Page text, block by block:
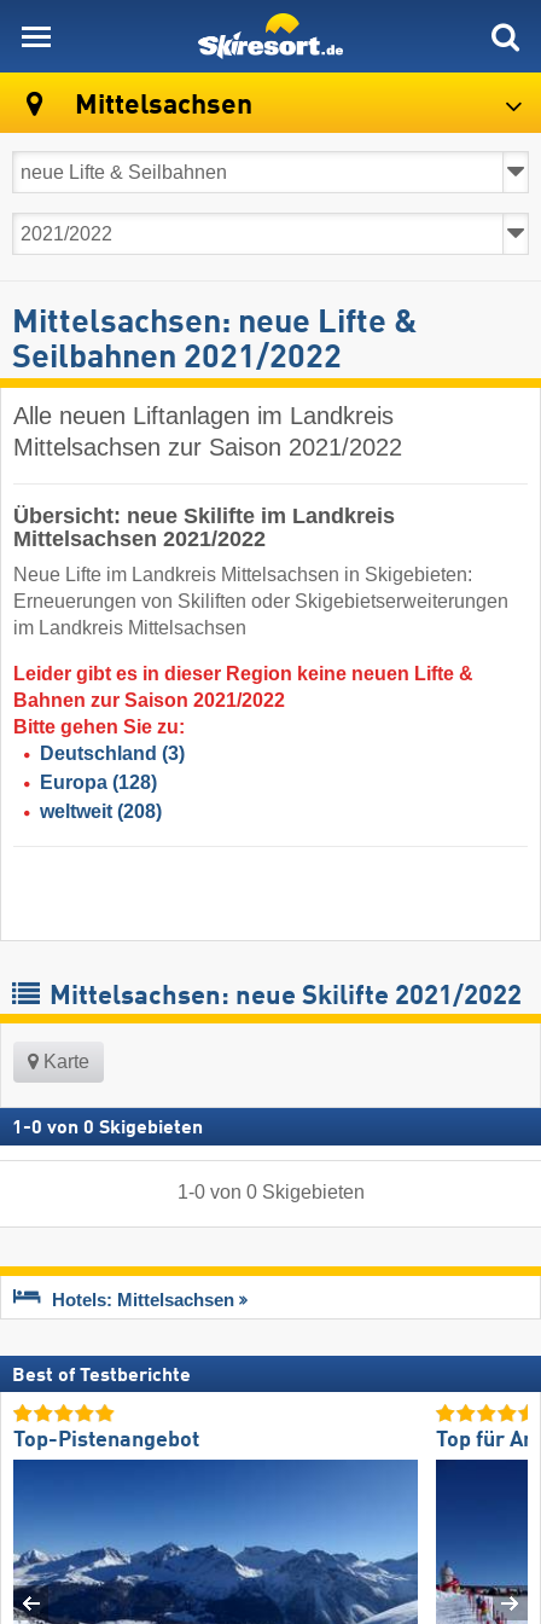
Mittelsachsen
Mittelsachsen: neue Lifte &
Seilbahnen 2021/2022
Alle neuen Liftanlagen im Landkreis
Mittelsachsen zur Saison 2021/2022
Übersicht: neue Skilifte im Landkreis
Mittelsachsen 2021/2022
Neue Lifte im Landkreis Mittelsachsen in Skigebieten:
Erneuerungen von Skiliften oder Skigebietserweiterungen
im Landkreis Mittelsachsen
Leider gibt es in dieser Region keine neuen Lifte &
Bahnen zur Saison 2021/2022
Bitte gehen Sie zu:
Deutschland (3)
Europa (128)
weltweit (208)
Mittelsachsen: neue Skilifte 2021/2022
Karte
1 -0 von 0 Skigebieten
1-0von 0 Skigebieten
Hotels: Mittelsachsen
Best of Testberichte
Top-Pistenangebot Top für